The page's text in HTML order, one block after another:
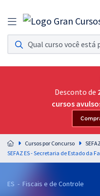
Assinatura Ilimitada 11
Acesso a todos os cursos. Teste
Assinatura OAB Até
Acesso ilimitado a toda
Residências
Preparação completa e intensiva
residências em saúde do Brasil
Desconto de
cursos
Cursos por Concurso
ES - Fiscais e de Controle